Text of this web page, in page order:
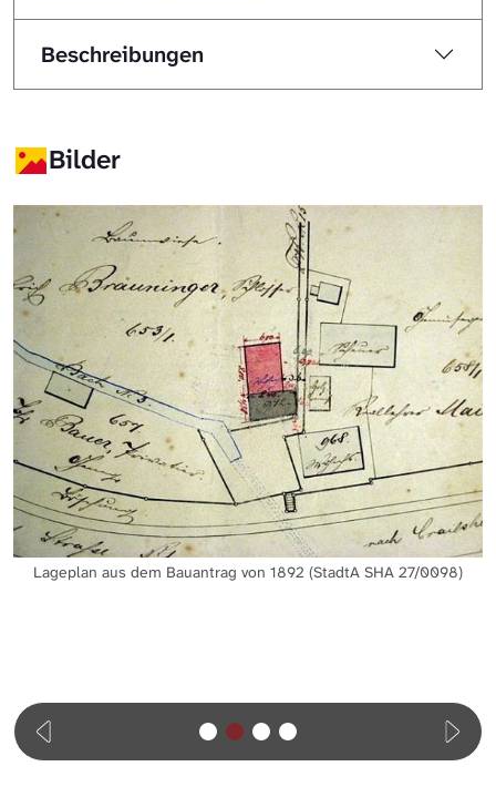
Beschreibungen
Bilder
Lageplan aus dem Bauantrag von 1892 (StadtA SHA 27/0098)